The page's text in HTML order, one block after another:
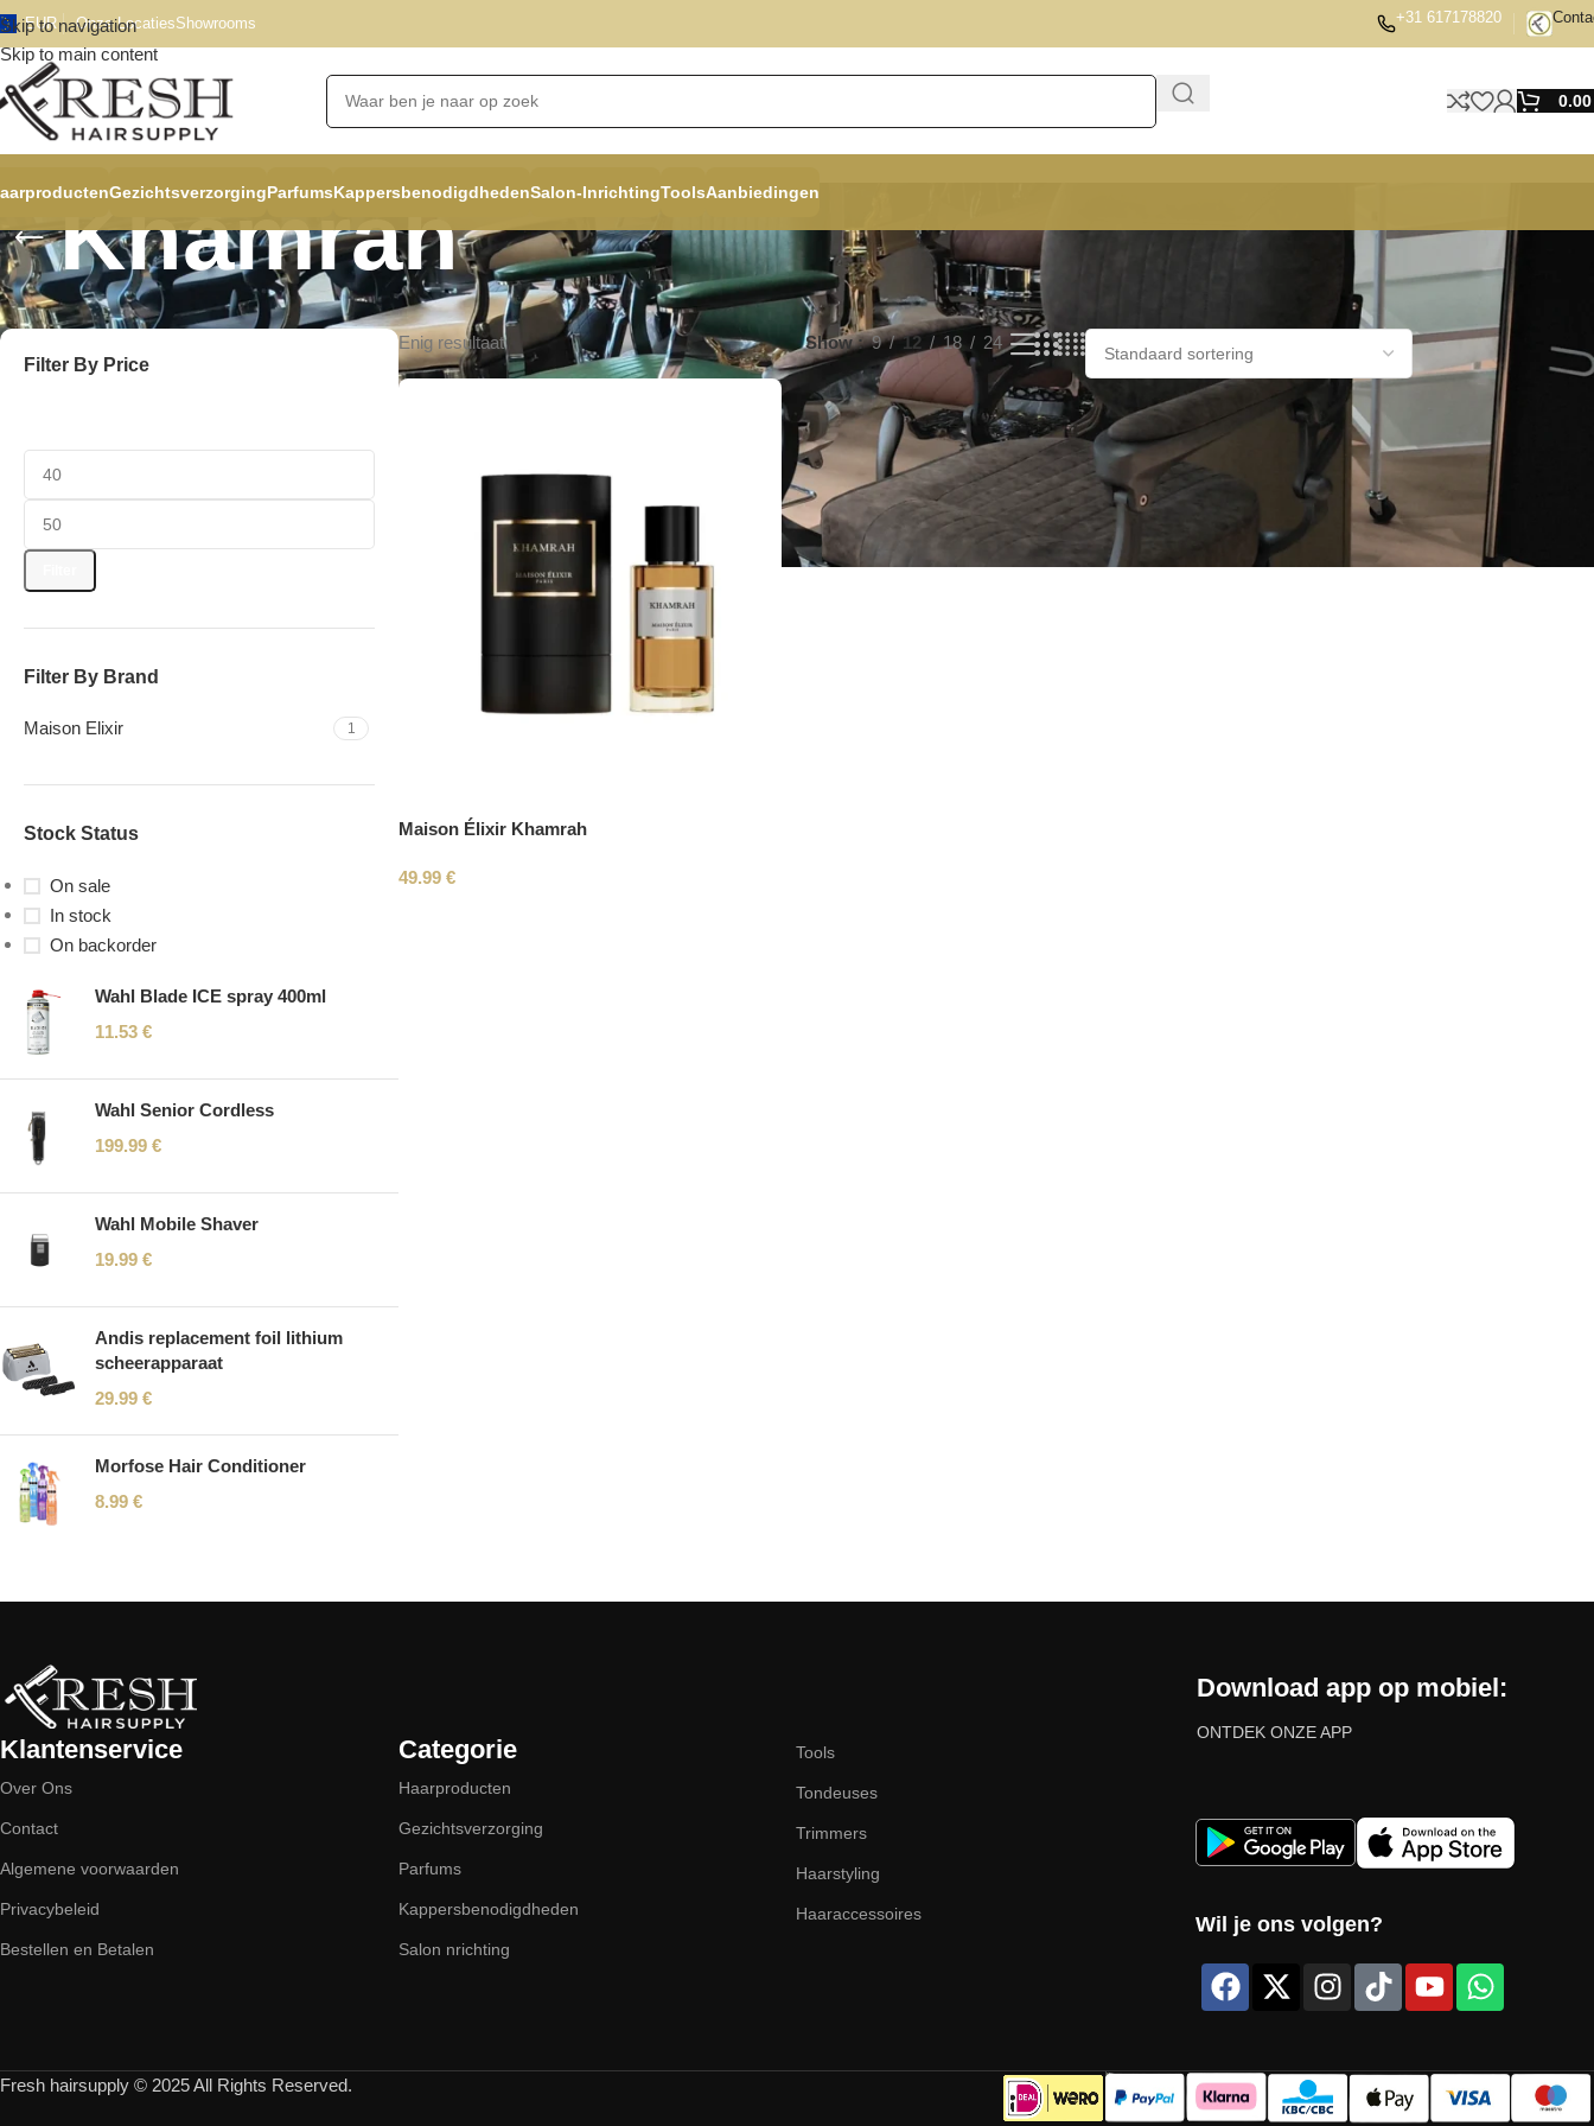
Skip to navigation
Skip to main content
EUR Onze LocatiesShowrooms +31 617178820
GezichtsverzorgingParfumsKappersbenodigdhedenSalon-InrichtingToolsAanbiedingen
Khamrah
Filter By Price
Filter By Brand
Maison Elixir 1
Stock Status
On sale
In stock
On backorder
Wahl Blade ICE spray 400ml
11.53 €
Wahl Senior Cordless
199.99 €
Wahl Mobile Shaver
19.99 €
Andis replacement foil lithium
scheerapparaat
29.99 €
Morfose Hair Conditioner
8.99 €
Enig resultaat Show 9 12 18 24
Maison Élixir Khamrah
49.99 €
Klantenservice
Over Ons
Contact
Algemene voorwaarden
Privacybeleid
Bestellen en Betalen
Categorie
Haarproducten
Gezichtsverzorging
Parfums
Kappersbenodigdheden
Salon nrichting
Tools
Tondeuses
Trimmers
Haarstyling
Haaraccessoires
Download app op mobiel:
ONTDEK ONZE APP
Wil je ons volgen?
Fresh hairsupply © 2025 All Rights Reserved.